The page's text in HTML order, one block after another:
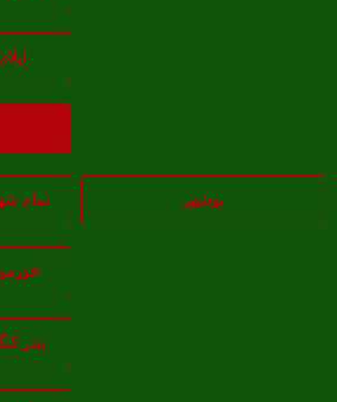
بوشهر تمام شهر‌ها
خورموج
بندر کنگان